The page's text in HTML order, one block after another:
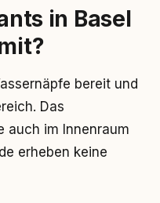
in Basel
bereit und
Das
auch im Innenraum
erheben keine